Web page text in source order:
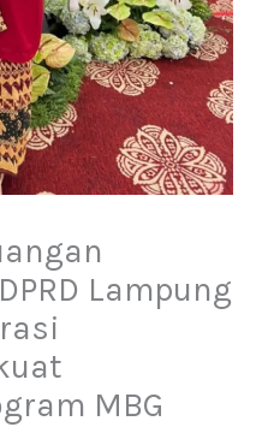
Lampung
MBG